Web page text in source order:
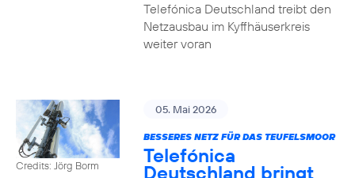
Telefónica Deutschland treibt den
Netzausbau im Kyffhäuserkreis
weiter voran
Credits: Jörg Borm
05. Mai 2026
BESSERES NETZ FÜR DAS TEUFELSMOOR
Telefónica
Deutschland bringt